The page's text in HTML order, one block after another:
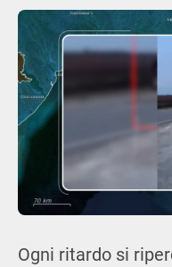
Ogni ritardo si